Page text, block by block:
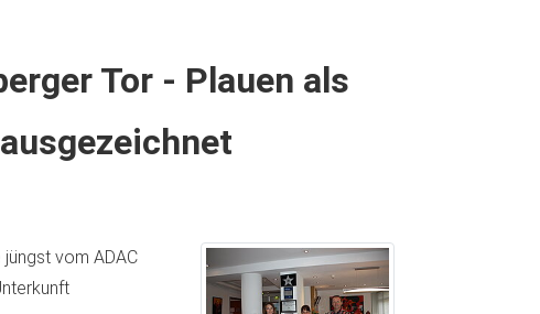
Tor - Plauen als
vom ADAC